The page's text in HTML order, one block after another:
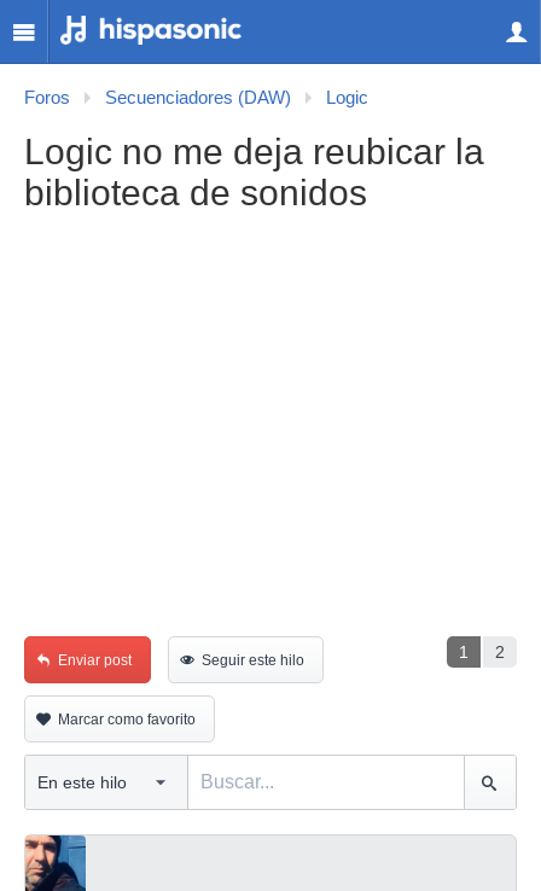
Foros Secuenciadores (DAW) Logic
Logic no me deja reubicar la
biblioteca de sonidos
1 2
Enviar post Seguir este hilo
Marcar como favorito